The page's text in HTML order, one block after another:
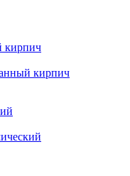
кирпич
кирпич